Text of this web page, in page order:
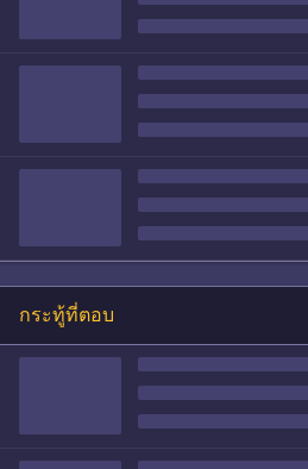
กระทู้ที่ตอบ